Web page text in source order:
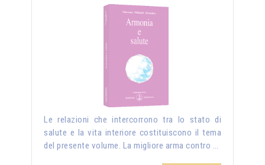
Le relazioni che intercorrono tra lo stato di
salute e la vita interiore costituiscono il tema
del presente volume. La migliore arma contro …